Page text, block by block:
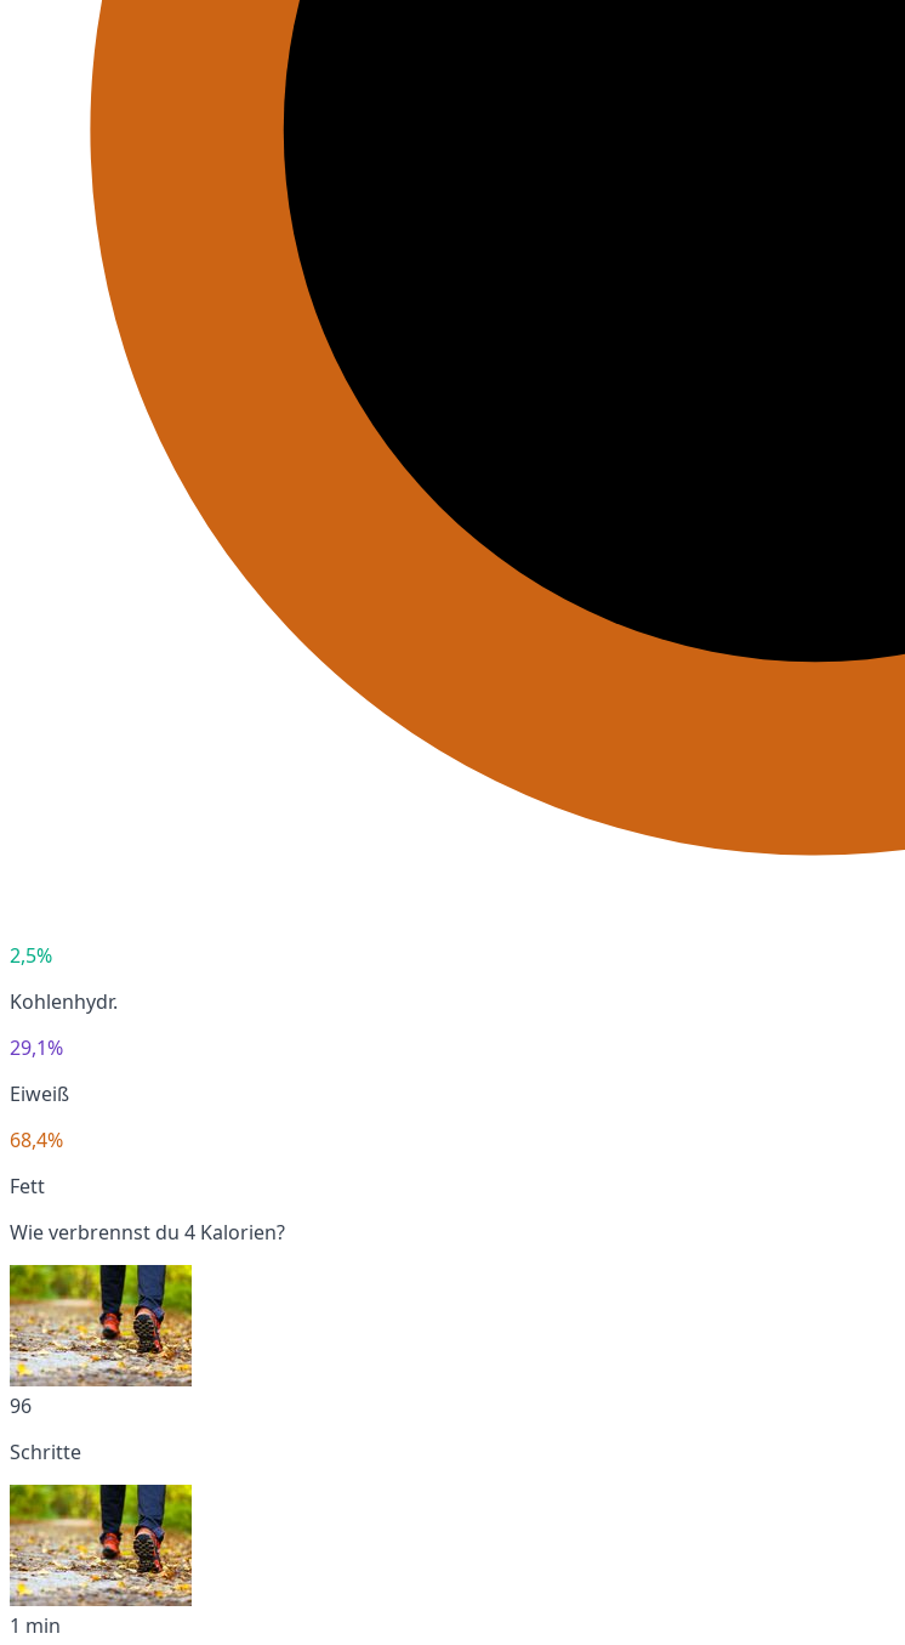
2,5%
Kohlenhydr.
29,1%
Eiweiß
68,4%
Fett
Wie verbrennst du 4 Kalorien?
96
Schritte
1 min